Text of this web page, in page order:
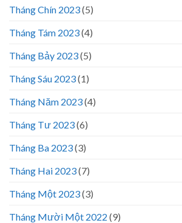
Tháng Chín 2023(5)
Tháng Tám 2023(4)
Tháng Bảy 2023(5)
Tháng Sáu 2023(1)
Tháng Năm 2023(4)
Tháng Tư 2023(6)
Tháng Ba 2023(3)
Tháng Hai 2023(7)
Tháng Một 2023(3)
Tháng Mười Một 2022 (9)